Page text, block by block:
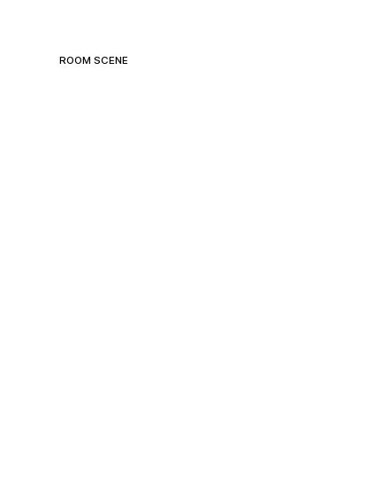
ROOM SCENE